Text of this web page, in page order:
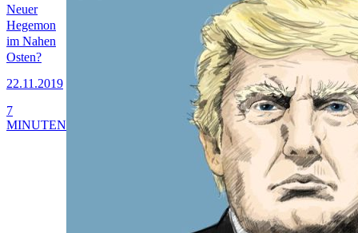
Neuer
Hegemon
im Nahen
Osten?
22.11.2019
7
MINUTEN